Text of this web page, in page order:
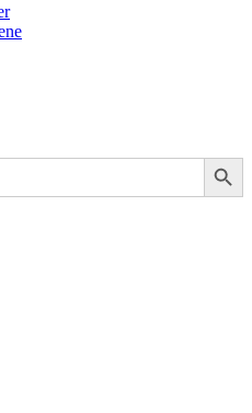
Search Button